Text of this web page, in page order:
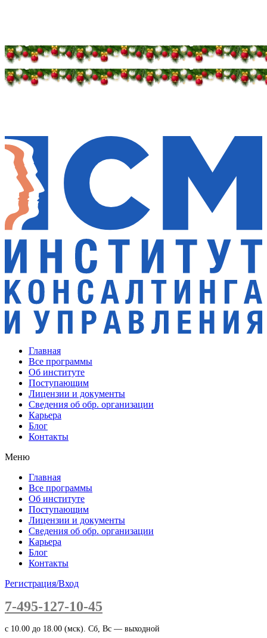
Главная
Все программы
Об институте
Поступающим
Лицензии и документы
Сведения об обр. организации
Карьера
Блог
Контакты
Меню
Главная
Все программы
Об институте
Поступающим
Лицензии и документы
Сведения об обр. организации
Карьера
Блог
Контакты
Регистрация/Вход
7-495-127-10-45
c 10.00 до 18.00 (мск). Сб, Вс — выходной